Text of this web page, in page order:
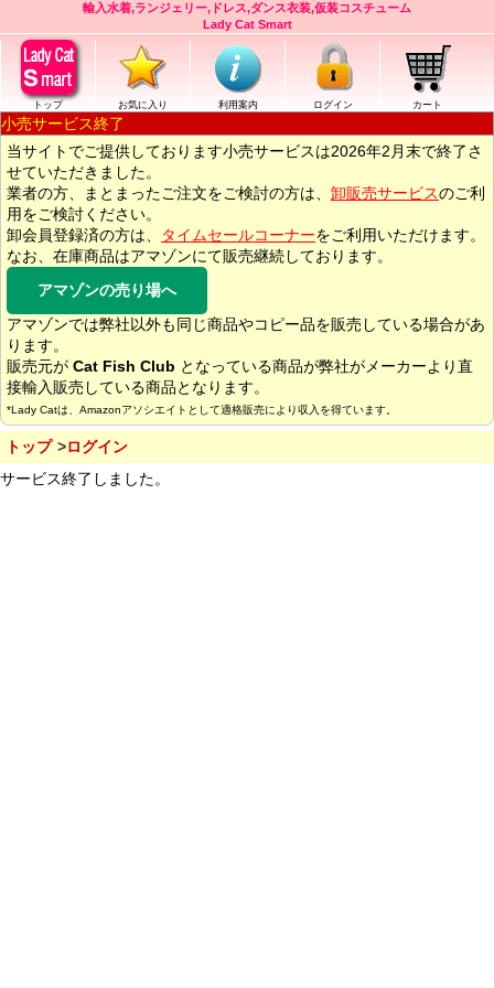
輸入水着,ランジェリー,ドレス,ダンス衣装,仮装コスチューム
Lady Cat Smart
トップ お気に入り 利用案内 ログイン カート
小売サービス終了
当サイトでご提供しております小売サービスは2026年2月末で終了さ
せていただきました。
業者の方、まとまったご注文をご検討の方は、 卸販売サービスのご利
用をご検討ください。
卸会員登録済の方は、
タイムセールコーナーをご利用いただけます。
なお、在庫商品はアマゾンにて販売継続しております。
アマゾンの売り場へ
アマゾンでは弊社以外も同じ商品やコピー品を販売している場合があ
ります。
販売元が Cat Fish Club となっている商品が弊社がメーカーより直
接輸入販売している商品となります。
*Lady Catは、Amazonアソシエイトとして適格販売により収入を得ています。
トップ
ログイン
サービス終了しました。